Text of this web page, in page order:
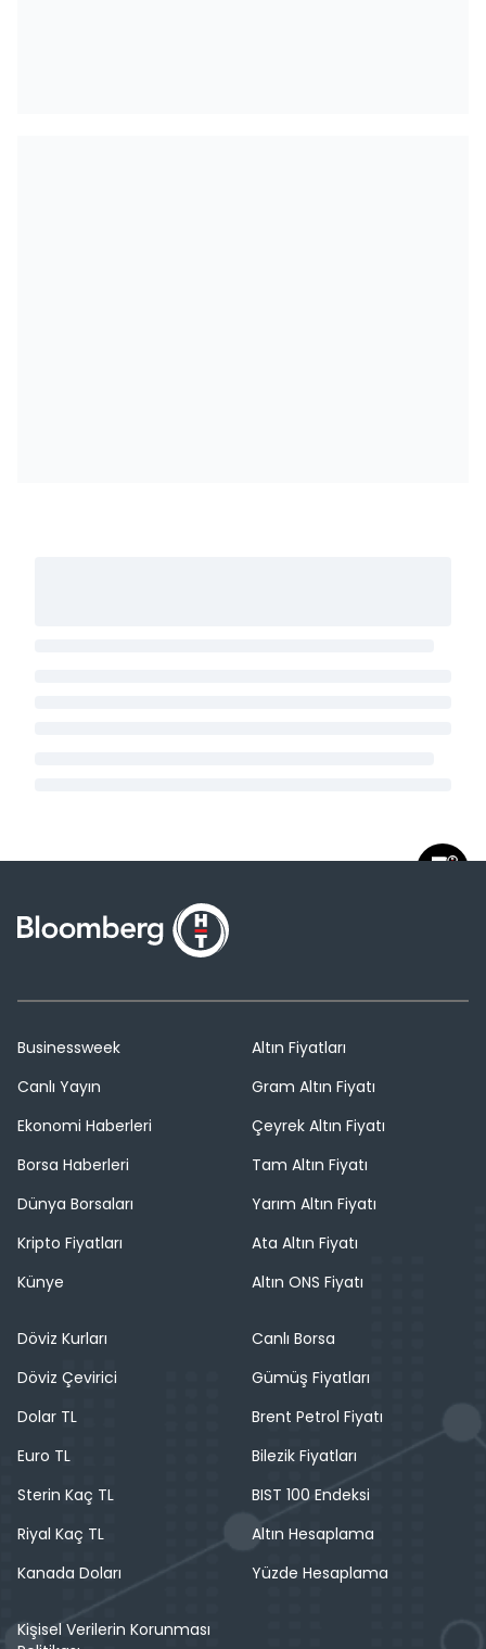
Businessweek
Canlı Yayın
Ekonomi Haberleri
Borsa Haberleri
Dünya Borsaları
Kripto Fiyatları
Künye
Altın Fiyatları
Gram Altın Fiyatı
Çeyrek Altın Fiyatı
Tam Altın Fiyatı
Yarım Altın Fiyatı
Ata Altın Fiyatı
Altın ONS Fiyatı
Döviz Kurları
Döviz Çevirici
Dolar TL
Euro TL
Sterin Kaç TL
Riyal Kaç TL
Kanada Doları
Canlı Borsa
Gümüş Fiyatları
Brent Petrol Fiyatı
Bilezik Fiyatları
BIST 100 Endeksi
Altın Hesaplama
Yüzde Hesaplama
Kişisel Verilerin Korunması